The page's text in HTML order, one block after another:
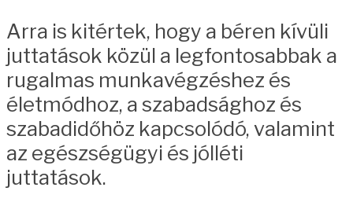
Arra is kitértek, hogy a béren kívüli
juttatások közül a legfontosabbak a
rugalmas munkavégzéshez és
életmódhoz, a szabadsághoz és
szabadidőhöz kapcsolódó, valamint
az egészségügyi és jólléti
juttatások.